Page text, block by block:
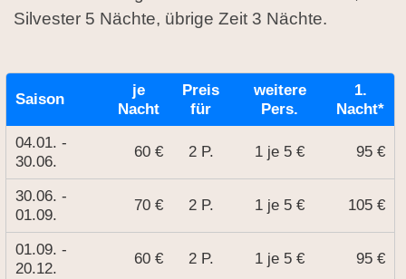
Silvester 5 Nächte, übrige Zeit 3 Nächte.
Saison
je
Nacht
Preis
für
weitere
Pers.
1.
Nacht*
04.01. -
30.06.
60 € 2 P. 1 je 5 € 95 €
30.06. -
01.09.
70 € 2 P. 1 je 5 € 105 €
01.09. -
20.12.
60 € 2 P. 1 je 5 € 95 €